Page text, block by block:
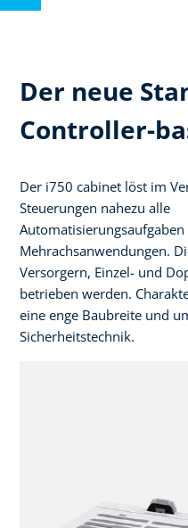
Der neue
Controller-
Der i750 cabinet löst im
Steuerungen nahezu alle
Mehrachsanwendungen.
Versorgern, Einzel- und
betrieben werden.
eine enge Baubreite und
Sicherheitstechnik.